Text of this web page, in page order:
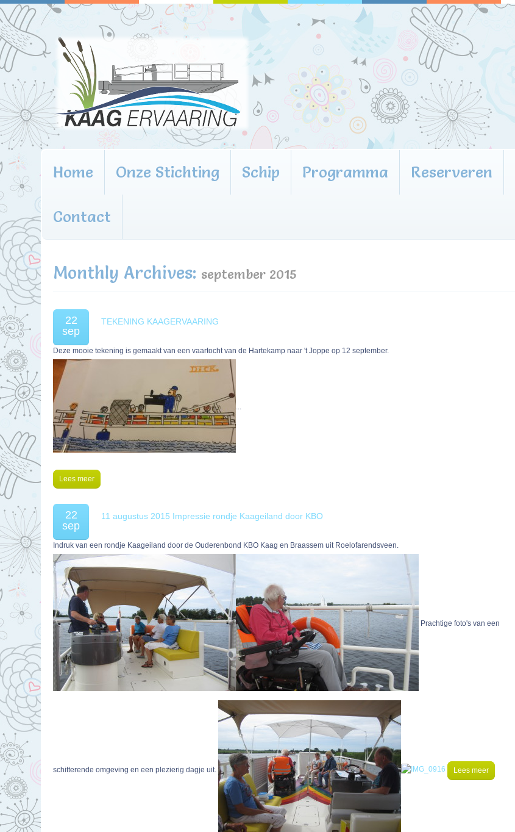
Home Onze Stichting Schip Programma Reserveren
Contact
Monthly Archives: september 2015
22
sep
TEKENING KAAGERVAARING
Deze mooie tekening is gemaakt van een vaartocht van de Hartekamp naar 't Joppe op 12 september.
...
Lees meer
22
sep
11 augustus 2015 Impressie rondje Kaageiland door KBO
Indruk van een rondje Kaageiland door de Ouderenbond KBO Kaag en Braassem uit Roelofarendsveen.
Prachtige foto's van een
schitterende omgeving en een plezierig dagje uit. Lees meer